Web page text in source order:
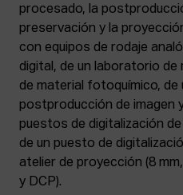
procesado, la
preservación y la
con equipos de rodaje
digital, de un laboratorio de
de material fotoquímico, de
postproducción de imagen
puestos de digitalización de
de un puesto de
atelier de proyección (8
y DCP).